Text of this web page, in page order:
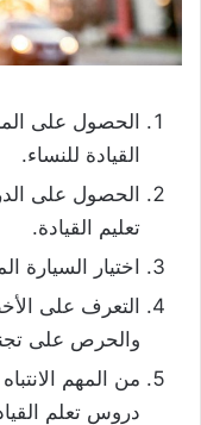
الحصول على
القيادة للنساء.
الحصول على
تعليم القيادة.
اختيار السيارة
التعرف على
والحرص على
من المهم
دروس تعلم